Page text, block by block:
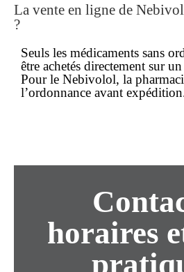
La vente en ligne de
?
Seuls les médicaments sans
être achetés directement sur
Pour le Nebivolol, la
l’ordonnance avant
horaires